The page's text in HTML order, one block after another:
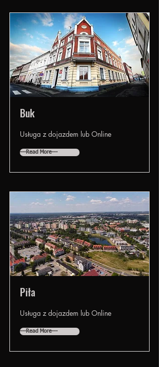
Buk
Usługa z dojazdem lub Online
---Read More---
Piła
Usługa z dojazdem lub Online
---Read More---